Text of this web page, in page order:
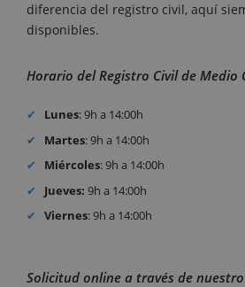
diferencia del registro civil, aquí
disponibles.
Horario del Registro Civil de Medio
Lunes: 9h a 14:00h
Martes: 9h a 14:00h
Miércoles: 9h a 14:00h
Jueves: 9h a 14:00h
Viernes: 9h a 14:00h
Solicitud online a través de nuestro